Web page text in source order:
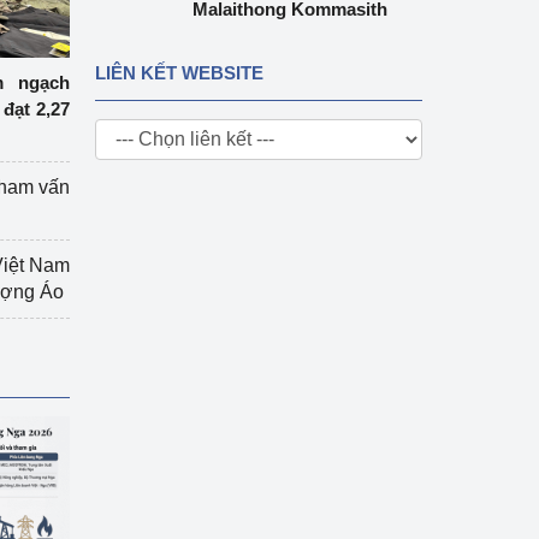
ngạch
2,27
vấn
Nam
Áo
Malaithong Kommasith
LIÊN KẾT WEBSITE